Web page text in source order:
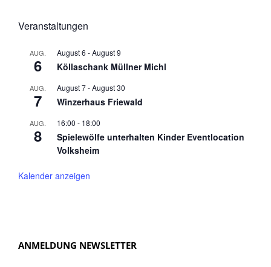
Veranstaltungen
AUG.
6
August 6 -August 9
Köllaschank Müllner Michl
AUG.
7
August 7-August 30
Winzerhaus Friewald
AUG.
8
16:00 - 18:00
Spielewölfe unterhalten Kinder Eventlocation
Volksheim
Kalender anzeigen
ANMELDUNG NEWSLETTER